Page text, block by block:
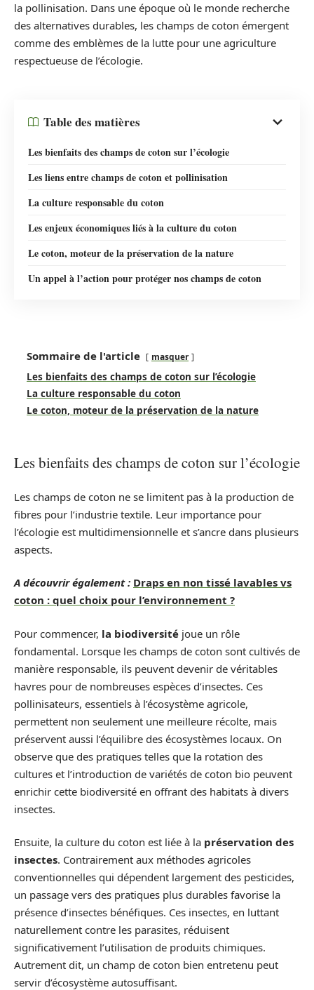
la pollinisation. Dans une époque où le monde recherche
des alternatives durables, les champs de coton émergent
comme des emblèmes de la lutte pour une agriculture
respectueuse de l’écologie.
Table des matières
Les bienfaits des champs de coton sur l’écologie
Les liens entre champs de coton et pollinisation
La culture responsable du coton
Les enjeux économiques liés à la culture du coton
Le coton, moteur de la préservation de la nature
Un appel à l’action pour protéger nos champs de coton
Sommaire de l'article masquer
Les bienfaits des champs de coton sur l’écologie
La culture responsable du coton
Le coton, moteur de la préservation de la nature
Les bienfaits des champs de coton sur l’écologie
Les champs de coton ne se limitent pas à la production de
fibres pour l’industrie textile. Leur importance pour
l’écologie est multidimensionnelle et s’ancre dans plusieurs
aspects.
A découvrir également : Draps en non tissé lavables vs
coton : quel choix pour l’environnement ?
Pour commencer, la biodiversité joue un rôle
fondamental. Lorsque les champs de coton sont cultivés de
manière responsable, ils peuvent devenir de véritables
havres pour de nombreuses espèces d’insectes. Ces
pollinisateurs, essentiels à l’écosystème agricole,
permettent non seulement une meilleure récolte, mais
préservent aussi l’équilibre des écosystèmes locaux. On
observe que des pratiques telles que la rotation des
cultures et l’introduction de variétés de coton bio peuvent
enrichir cette biodiversité en offrant des habitats à divers
insectes.
Ensuite, la culture du coton est liée à la préservation des
insectes. Contrairement aux méthodes agricoles
conventionnelles qui dépendent largement des pesticides,
un passage vers des pratiques plus durables favorise la
présence d’insectes bénéfiques. Ces insectes, en luttant
naturellement contre les parasites, réduisent
significativement l’utilisation de produits chimiques.
Autrement dit, un champ de coton bien entretenu peut
servir d’écosystème autosuffisant.